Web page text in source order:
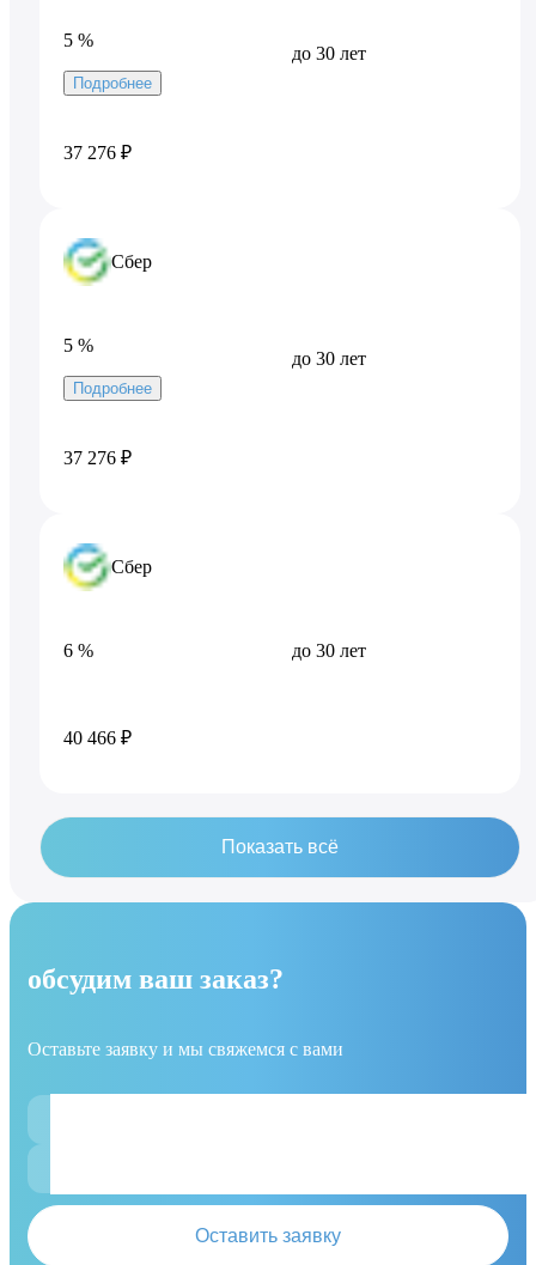
5 %
Подробнее
до 30 лет
37 276 ₽
Сбер
5 %
Подробнее
до 30 лет
37 276 ₽
Сбер
6 % до 30 лет
40 466 ₽
Показать всё
обсудим ваш заказ?
Оставьте заявку и мы свяжемся с вами
Оставить заявку